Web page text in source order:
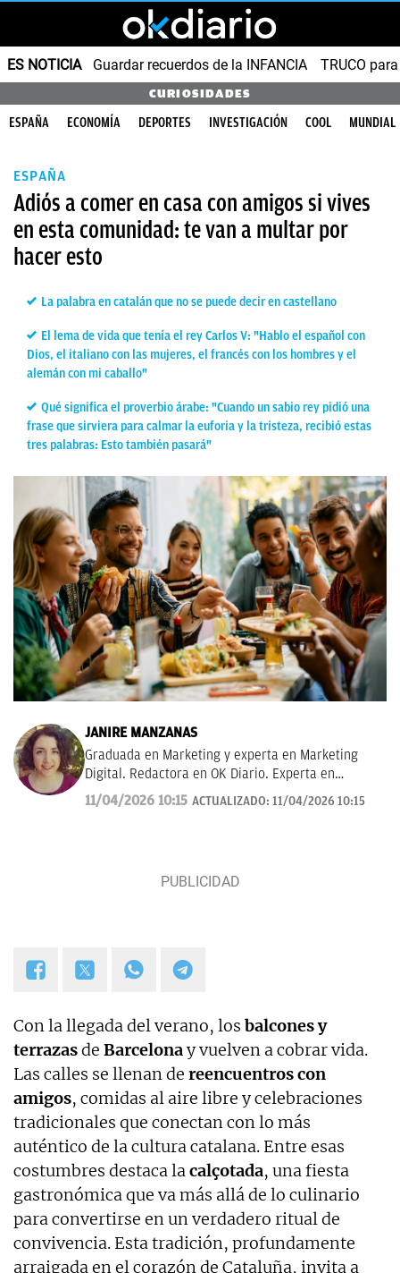
ES NOTICIA Guardar recuerdos de la INFANCIA TRUCO
CURIOSIDADES
ESPAÑA ECONOMÍA DEPORTES INVESTIGACIÓN COOL MUNDIAL
ESPAÑA
Adiós a comer en casa con amigos si vives
en esta comunidad: te van a multar por
hacer esto
La palabra en catalán que no se puede decir en castellano
El lema de vida que tenía el rey Carlos V: "Hablo el español con
Dios, el italiano con las mujeres, el francés con los hombres y el
alemán con mi caballo"
Qué significa el proverbio árabe: "Cuando un sabio rey pidió una
frase que sirviera para calmar la euforia y la tristeza, recibió estas
tres palabras: Esto también pasará"
JANIRE MANZANAS
Graduada en Marketing y experta en Marketing
Digital. Redactora en OK Diario. Experta en
curiosidades, mascotas, consumo y Lotería de
Navidad.
11/04/2026 10:15 ACTUALIZADO: 11/04/2026 10:15
Con la llegada del verano, los balcones y
terrazasde Barcelonay vuelven a cobrar vida.
Las calles se llenan de reencuentros con
amigos, comidas al aire libre y celebraciones
tradicionales que conectan con lo más
auténtico de la cultura catalana. Entre esas
costumbres destaca lacalçotada, una fiesta
gastronómica que va más allá de lo culinario
para convertirse en un verdadero ritual de
convivencia. Esta tradición, profundamente
arraigada en el corazón de Cataluña, invita a